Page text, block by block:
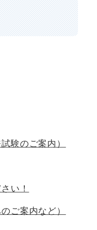
験のご案内）
い！
ご案内など）